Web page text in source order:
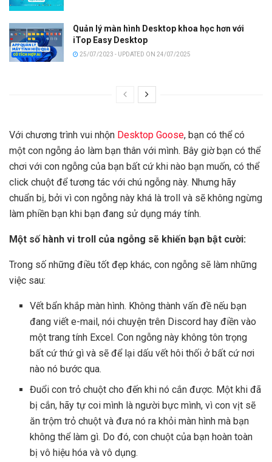
Quản lý màn hình Desktop khoa học hơn với
iTop Easy Desktop
25/07/2023 - UPDATED ON 24/07/2025
Với chương trình vui nhộn Desktop Goose, bạn có thể có
một con ngỗng ảo làm bạn thân với mình. Bây giờ bạn có thể
chơi với con ngỗng của bạn bất cứ khi nào bạn muốn, có thể
click chuột để tương tác với chú ngỗng này. Nhưng hãy
chuẩn bị, bởi vì con ngỗng này khá là troll và sẽ không ngừng
làm phiền bạn khi bạn đang sử dụng máy tính.
Một số hành vi troll của ngỗng sẽ khiến bạn bật cười:
Trong số những điều tốt đẹp khác, con ngỗng sẽ làm những
việc sau:
Vết bẩn khắp màn hình. Không thành vấn đề nếu bạn
đang viết e-mail, nói chuyện trên Discord hay điền vào
một trang tính Excel. Con ngỗng này không tôn trọng
bất cứ thứ gì và sẽ để lại dấu vết hôi thối ở bất cứ nơi
nào nó bước qua.
Đuổi con trỏ chuột cho đến khi nó cắn được. Một khi đã
bị cắn, hãy tự coi mình là người bực mình, vì con vịt sẽ
ăn trộm trỏ chuột và đưa nó ra khỏi màn hình mà bạn
không thể làm gì. Do đó, con chuột của bạn hoàn toàn
bị vô hiệu hóa và vô dụng.